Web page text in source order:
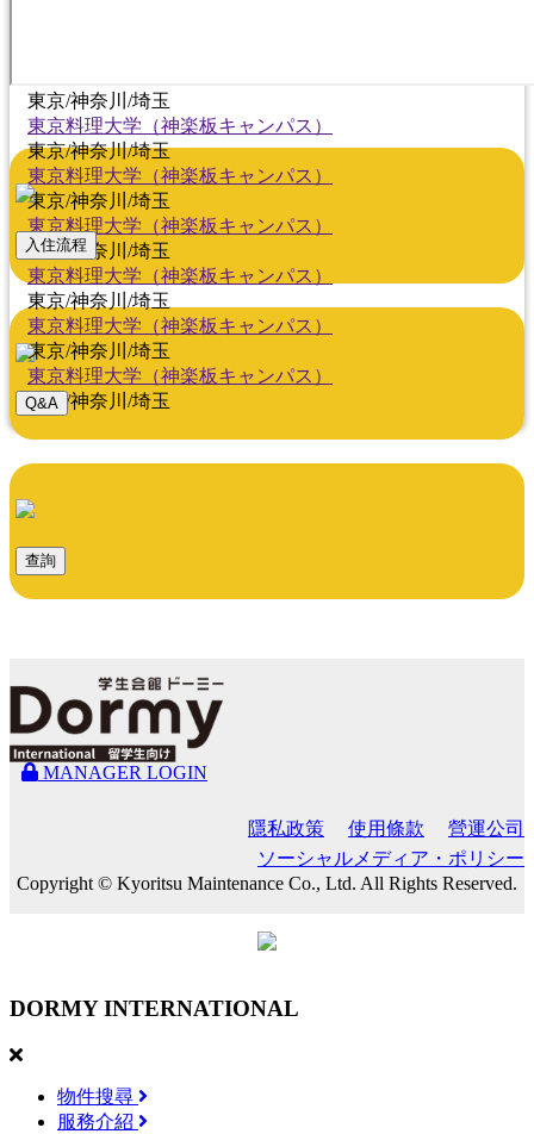
東京/神奈川/埼玉
東京料理大学（神楽板キャンパス）
東京/神奈川/埼玉
東京料理大学（神楽板キャンパス）
東京/神奈川/埼玉
東京料理大学（神楽板キャンパス）
東京/神奈川/埼玉
東京料理大学（神楽板キャンパス）
東京/神奈川/埼玉
東京料理大学（神楽板キャンパス）
東京/神奈川/埼玉
東京料理大学（神楽板キャンパス）
東京/神奈川/埼玉
入住流程
Q&A
查詢
MANAGER LOGIN
隱私政策 使用條款
營運公司
ソーシャルメディア・ポリシー
Copyright © Kyoritsu Maintenance Co., Ltd. All Rights Reserved.
DORMY INTERNATIONAL
物件搜尋
服務介紹